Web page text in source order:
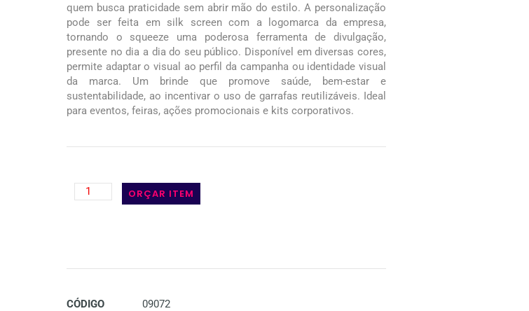
quem busca praticidade sem abrir mão do estilo. A personalização
pode ser feita em silk screen com a logomarca da empresa,
tornando o squeeze uma poderosa ferramenta de divulgação,
presente no dia a dia do seu público. Disponível em diversas cores,
permite adaptar o visual ao perfil da campanha ou identidade visual
da marca. Um brinde que promove saúde, bem-estar e
sustentabilidade, ao incentivar o uso de garrafas reutilizáveis. Ideal
para eventos, feiras, ações promocionais e kits corporativos.
ORÇAR ITEM
CÓDIGO
09072